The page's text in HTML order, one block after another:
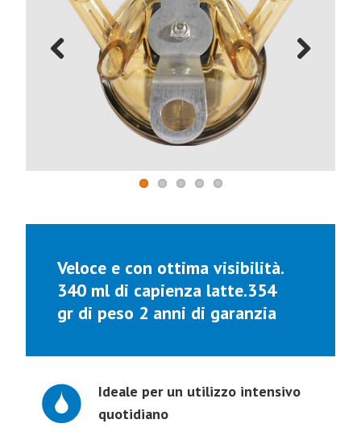
Veloce e con ottima visibilità.
340 ml di capienza latte.354
gr di peso 2 anni di garanzia
Ideale per un utilizzo intensivo
quotidiano